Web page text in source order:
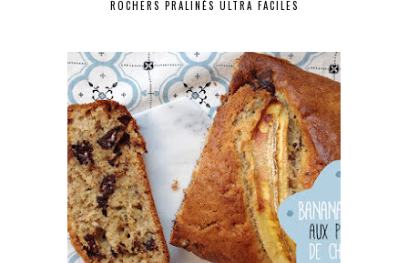
ROCHERS PRALINÉS ULTRA FACILES